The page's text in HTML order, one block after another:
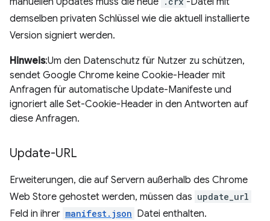
demselben privaten Schlüssel wie die aktuell installierte
Version signiert werden.
Hinweis:Um den Datenschutz für Nutzer zu schützen,
sendet Google Chrome keine Cookie-Header mit
Anfragen für automatische Update-Manifeste und
ignoriert alle Set-Cookie-Header in den Antworten auf
diese Anfragen.
Update-URL
Erweiterungen, die auf Servern außerhalb des Chrome
Web Store gehostet werden, müssen das update_url
Feld in ihrer manifest.json Datei enthalten.